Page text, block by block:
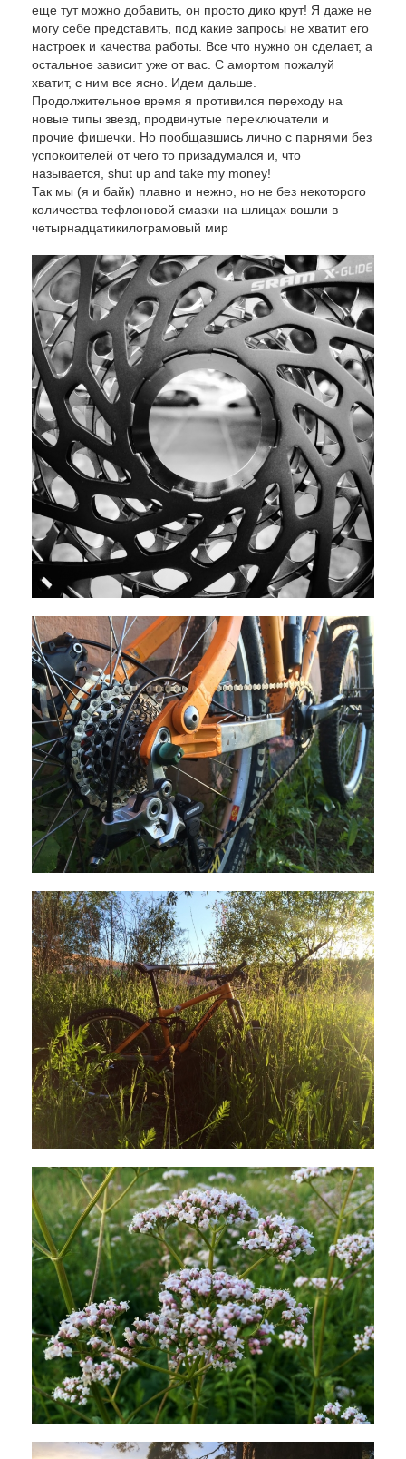
еще тут можно добавить, он просто дико крут! Я даже не
могу себе представить, под какие запросы не хватит его
настроек и качества работы. Все что нужно он сделает, а
остальное зависит уже от вас. С амортом пожалуй
хватит, с ним все ясно. Идем дальше.
Продолжительное время я противился переходу на
новые типы звезд, продвинутые переключатели и
прочие фишечки. Но пообщавшись лично с парнями без
успокоителей от чего то призадумался и, что
называется, shut up and take my money!
Так мы (я и байк) плавно и нежно, но не без некоторого
количества тефлоновой смазки на шлицах вошли в
четырнадцатикилограмовый мир